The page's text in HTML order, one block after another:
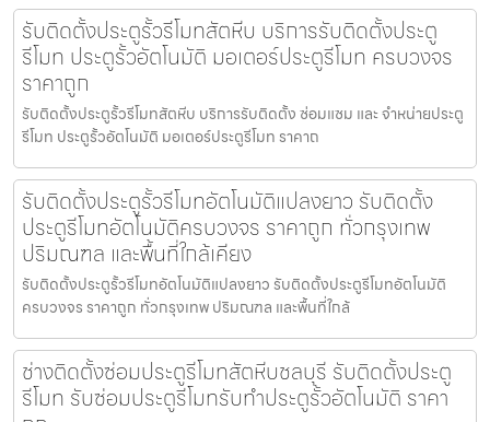
รับติดตั้งประตูรั้วรีโมทสัตหีบ บริการรับติดตั้งประตู
รีโมท ประตูรั้วอัตโนมัติ มอเตอร์ประตูรีโมท ครบวงจร
ราคาถูก
รับติดตั้งประตูรั้วรีโมทสัตหีบ บริการรับติดตั้ง ซ่อมแซม และ จำหน่ายประตู
รีโมท ประตูรั้วอัตโนมัติ มอเตอร์ประตูรีโมท ราคาถ
รับติดตั้งประตูรั้วรีโมทอัตโนมัติแปลงยาว รับติดตั้ง
ประตูรีโมทอัตโนมัติครบวงจร ราคาถูก ทั่วกรุงเทพ
ปริมณฑล และพื้นที่ใกล้เคียง
รับติดตั้งประตูรั้วรีโมทอัตโนมัติแปลงยาว รับติดตั้งประตูรีโมทอัตโนมัติ
ครบวงจร ราคาถูก ทั่วกรุงเทพ ปริมณฑล และพื้นที่ใกล้
ช่างติดตั้งซ่อมประตูรีโมทสัตหีบชลบุรี รับติดตั้งประตู
รีโมท รับซ่อมประตูรีโมทรับทำประตูรั้วอัตโนมัติ ราคา